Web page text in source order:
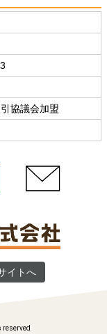
協議会加盟
イトへ